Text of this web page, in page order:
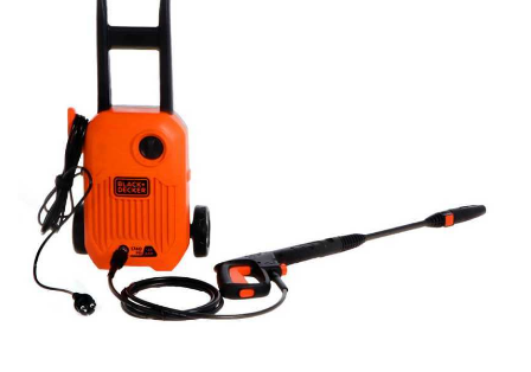
Palettengabeln für Traktoren
Pelletpressen
Pflüge für Traktor
Planierschilder für Traktoren
Plasmaschneider
Poolroboter
Pools
Poolstaubsauger
Forest Master
Francini
G3 Ferrari
Gardena
Garofalo
GeoTech
GeoTech Pro
Gierre